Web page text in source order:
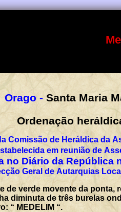
Orago - Santa Maria
Ordenação
Comissão de Heráldica da
em reunião de
no Diário da República
Geral de Autarquias
de verde movente da
diminuta de três burelas
“ MEDELIM “.